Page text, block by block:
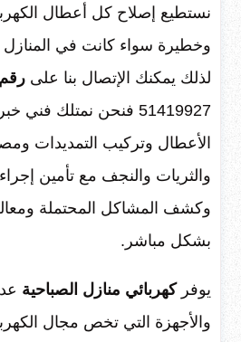
نستطيع إصلاح كل أعطال
وخطيرة سواء كانت في
لذلك يمكنك الإتصال بنا على
51419927 فنحن نمتلك
الأعطال وتركيب التمديدات
والثريات والنجف مع تأمين
وكشف المشاكل المحتملة
بشكل مباشر.
يوفركهربائي منازل الصباحية
والأجهزة التي تخص مجال